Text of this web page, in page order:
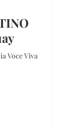
Voce Viva